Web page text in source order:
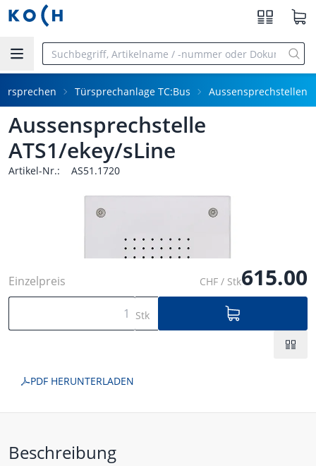
Zum Hauptinhalt springen
Türsprechanlage TC:Bus Aussensprechstellen
Aussensprechstelle
ATS1/ekey/sLine
Artikel-Nr.: AS51.1720
Einzelpreis CHF / Stk615.00
Stk
PDF HERUNTERLADEN
Beschreibung